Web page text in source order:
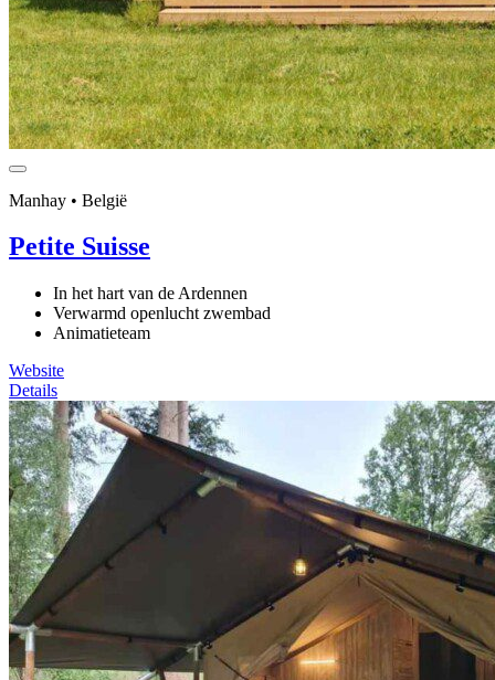
Manhay • België
Petite Suisse
In het hart van de Ardennen
Verwarmd openlucht zwembad
Animatieteam
Website
Details